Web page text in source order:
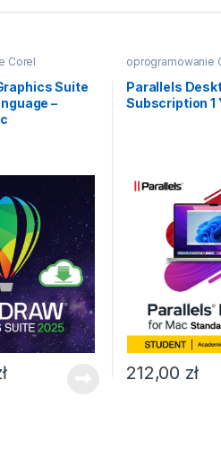
Corel
Suite
–
oprogramowanie
Parallels
Subscription 1
212,00 zł